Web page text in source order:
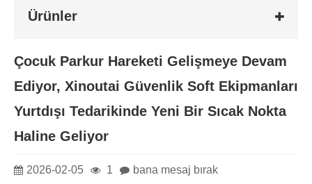
Ürünler
Çocuk Parkur Hareketi Gelişmeye Devam
Ediyor, Xinoutai Güvenlik Soft Ekipmanları
Yurtdışı Tedarikinde Yeni Bir Sıcak Nokta
Haline Geliyor
2026-02-05 1 bana mesaj bırak